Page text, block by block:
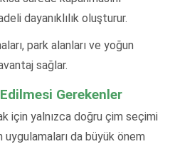
dayanıklılık oluşturur.
park alanları ve yoğun
sağlar.
Gerekenler
için yalnızca doğru çim seçimi
da büyük önem